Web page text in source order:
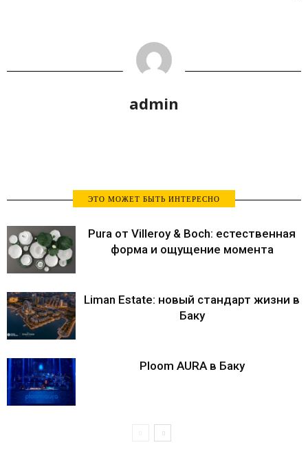
admin
ЭТО МОЖЕТ БЫТЬ ИНТЕРЕСНО
Pura от Villeroy & Boch: естественная
форма и ощущение момента
Liman Estate: новый стандарт жизни в
Баку
Ploom AURA в Баку